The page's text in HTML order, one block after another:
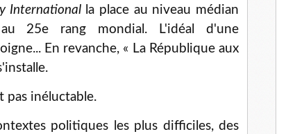
Internationalla place au niveau médian
25e rang mondial. L'idéal d'une
En revanche, « La République aux
pas inéluctable.
politiques les plus difficiles, des